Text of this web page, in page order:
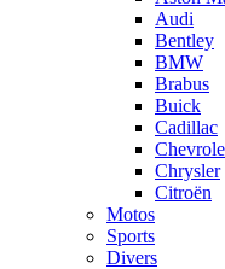
Audi
Bentley
BMW
Brabus
Buick
Cadillac
Chrysler
Citroën
Motos
Sports
Divers